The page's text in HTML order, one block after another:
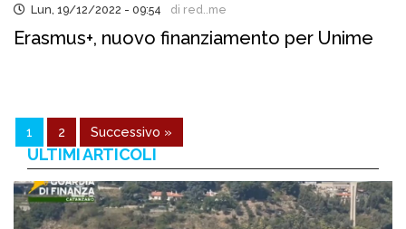
Lun, 19/12/2022 - 09:54 di red..me
Erasmus+, nuovo finanziamento per Unime
1 2 Successivo »
ULTIMI ARTICOLI